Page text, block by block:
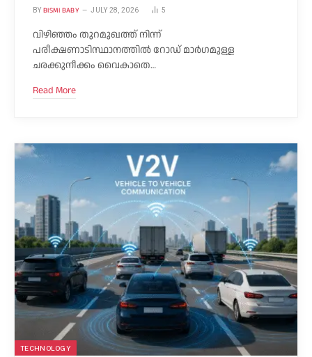
BY BISMI BABY JULY 28, 2026 5
വിഴിഞ്ഞം തുറമുഖത്ത് നിന്ന്
പരീക്ഷണാടിസ്ഥാനത്തിൽ റോഡ് മാർഗമുള്ള
ചരക്കുനീക്കം വൈകാതെ…
Read More
TECHNOLOGY